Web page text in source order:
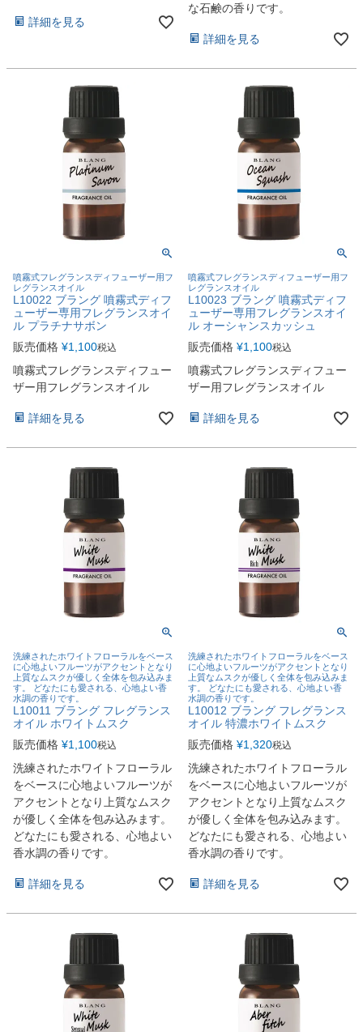
詳細を見る
な石鹸の香りです。
詳細を見る
噴霧式フレグランスディフューザー用フ
レグランスオイル
L10022 ブラング 噴霧式ディフ
ューザー専用フレグランスオイ
ル プラチナサボン
販売価格 ¥1,100税込
噴霧式フレグランスディフュー
ザー用フレグランスオイル
詳細を見る
噴霧式フレグランスディフューザー用フ
レグランスオイル
L10023 ブラング 噴霧式ディフ
ューザー専用フレグランスオイ
ル オーシャンスカッシュ
販売価格 ¥1,100税込
噴霧式フレグランスディフュー
ザー用フレグランスオイル
詳細を見る
洗練されたホワイトフローラルをベース
に心地よいフルーツがアクセントとなり
上質なムスクが優しく全体を包み込みま
す。 どなたにも愛される、心地よい香
水調の香りです。
L10011 ブラング フレグランス
オイル ホワイトムスク
販売価格 ¥1,100税込
洗練されたホワイトフローラル
をベースに心地よいフルーツが
アクセントとなり上質なムスク
が優しく全体を包み込みます。
どなたにも愛される、心地よい
香水調の香りです。
詳細を見る
洗練されたホワイトフローラルをベース
に心地よいフルーツがアクセントとなり
上質なムスクが優しく全体を包み込みま
す。 どなたにも愛される、心地よい香
水調の香りです。
L10012 ブラング フレグランス
オイル 特濃ホワイトムスク
販売価格 ¥1,320税込
洗練されたホワイトフローラル
をベースに心地よいフルーツが
アクセントとなり上質なムスク
が優しく全体を包み込みます。
どなたにも愛される、心地よい
香水調の香りです。
詳細を見る